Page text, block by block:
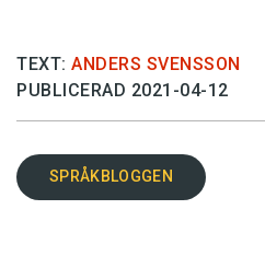
TEXT: ANDERS SVENSSON
PUBLICERAD 2021-04-12
SPRÅKBLOGGEN